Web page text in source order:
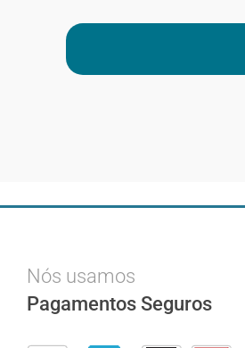
Nós usamos
Pagamentos Seguros